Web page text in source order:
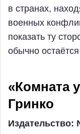
в странах,
военных
показать ту
обычно
«Комната
Гринко
Издательство: